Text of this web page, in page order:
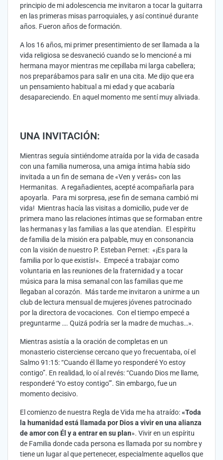
principio de mi adolescencia me invitaron a tocar la guitarra
en las primeras misas parroquiales, y así continué durante
años. Fueron años de formación.
A los 16 años, mi primer presentimiento de ser llamada a la
vida religiosa se desvaneció cuando se lo mencioné a mi
hermana mayor mientras me cepillaba mi larga cabellera;
nos preparábamos para salir en una cita. Me dijo que era
un pensamiento habitual a mi edad y que acabaría
desapareciendo. En aquel momento me sentí muy aliviada.
UNA INVITACIÓN:
Mientras seguía sintiéndome atraída por la vida de casada
con una familia numerosa, una amiga íntima había sido
invitada a un fin de semana de «Ven y verás» con las
Hermanitas. A regañadientes, acepté acompañarla para
apoyarla. Para mi sorpresa, ¡ese fin de semana cambió mi
vida! Mientras hacía las visitas a domicilio, pude ver de
primera mano las relaciones íntimas que se formaban entre
las hermanas y las familias a las que atendían. El espíritu
de familia de la misión era palpable, muy en consonancia
con la visión de nuestro P. Esteban Pernet: «¡Es para la
familia por lo que existís!». Empecé a trabajar como
voluntaria en las reuniones de la fraternidad y a tocar
música para la misa semanal con las familias que me
llegaban al corazón. Más tarde me invitaron a unirme a un
club de lectura mensual de mujeres jóvenes patrocinado
por la directora de vocaciones. Con el tiempo empecé a
preguntarme …. Quizá podría ser la madre de muchas…».
Mientras asistía a la oración de completas en un
monasterio cisterciense cercano que yo frecuentaba, oí el
Salmo 91:15: “Cuando él llame yo responderé Yo estoy
contigo”. En realidad, lo oí al revés: “Cuando Dios me llame,
responderé ‘Yo estoy contigo”’. Sin embargo, fue un
momento decisivo.
El comienzo de nuestra Regla de Vida me ha atraído:«Toda
la humanidad está llamada por Dios a vivir en una alianza
de amor con Él y a entrar en su plan». Vivir en un espíritu
de Familia donde cada persona es llamada por su nombre y
tiene un lugar al que pertenecer, especialmente aquellos que